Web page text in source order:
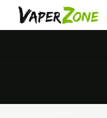
Saltar
contenido